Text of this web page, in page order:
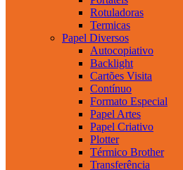
Rotuladoras
Termicas
Papel Diversos
Autocopiativo
Backlight
Cartões Visita
Contínuo
Formato Especial
Papel Artes
Papel Criativo
Plotter
Térmico Brother
Transferência